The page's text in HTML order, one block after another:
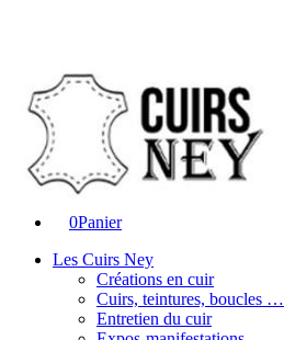
0Panier
Les Cuirs Ney
Créations en cuir
Cuirs, teintures, boucles …
Entretien du cuir